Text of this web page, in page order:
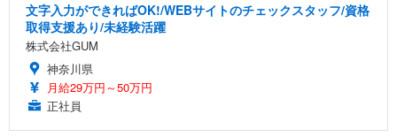
文字入力ができればOK!/WEBサイトのチェックスタッフ/資格
取得支援あり/未経験活躍
株式会社GUM
神奈川県
月給29万円～50万円
正社員